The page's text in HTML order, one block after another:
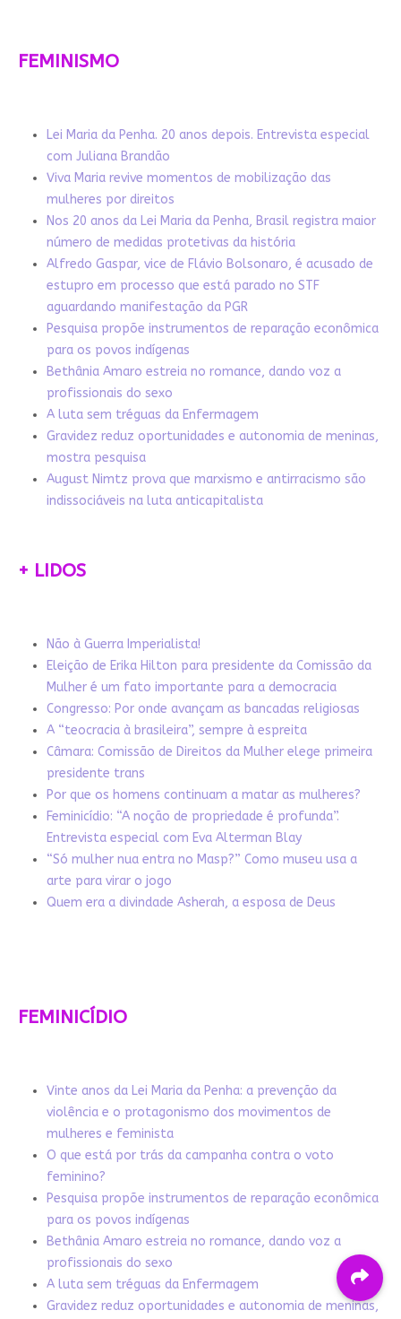
FEMINISMO
Lei Maria da Penha. 20 anos depois. Entrevista especial
com Juliana Brandão
Viva Maria revive momentos de mobilização das
mulheres por direitos
Nos 20 anos da Lei Maria da Penha, Brasil registra maior
número de medidas protetivas da história
Alfredo Gaspar, vice de Flávio Bolsonaro, é acusado de
estupro em processo que está parado no STF
aguardando manifestação da PGR
Pesquisa propõe instrumentos de reparação econômica
para os povos indígenas
Bethânia Amaro estreia no romance, dando voz a
profissionais do sexo
A luta sem tréguas da Enfermagem
Gravidez reduz oportunidades e autonomia de meninas,
mostra pesquisa
August Nimtz prova que marxismo e antirracismo são
indissociáveis na luta anticapitalista
+ LIDOS
Não à Guerra Imperialista!
Eleição de Erika Hilton para presidente da Comissão da
Mulher é um fato importante para a democracia
Congresso: Por onde avançam as bancadas religiosas
A “teocracia à brasileira”, sempre à espreita
Câmara: Comissão de Direitos da Mulher elege primeira
presidente trans
Por que os homens continuam a matar as mulheres?
Feminicídio: “A noção de propriedade é profunda”.
Entrevista especial com Eva Alterman Blay
“Só mulher nua entra no Masp?” Como museu usa a
arte para virar o jogo
Quem era a divindade Asherah, a esposa de Deus
FEMINICÍDIO
Vinte anos da Lei Maria da Penha: a prevenção da
violência e o protagonismo dos movimentos de
mulheres e feminista
O que está por trás da campanha contra o voto
feminino?
Pesquisa propõe instrumentos de reparação econômica
para os povos indígenas
Bethânia Amaro estreia no romance, dando voz a
profissionais do sexo
A luta sem tréguas da Enfermagem
Gravidez reduz oportunidades e autonomia de meninas,